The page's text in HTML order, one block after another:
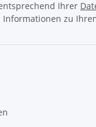
Ihrer
zu